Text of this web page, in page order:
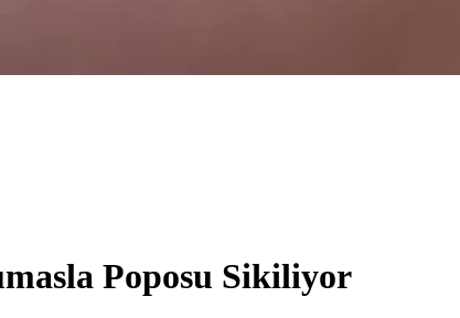
Poposu Sikiliyor